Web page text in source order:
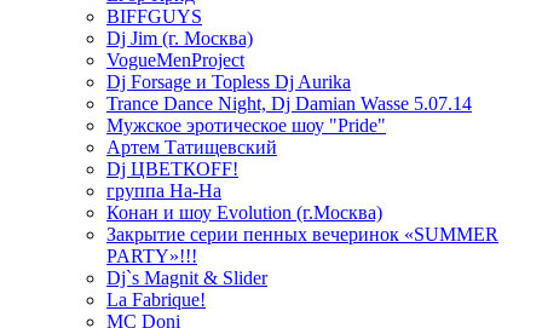
BIFFGUYS
Dj Jim (г. Москва)
VogueMenProject
Dj Forsage и Topless Dj Aurika
Trance Dance Night, Dj Damian Wasse 5.07.14
Мужское эротическое шоу "Pride"
Артем Татищевский
Dj ЦВЕТКOFF!
группа На-На
Конан и шоу Evolution (г.Москва)
Закрытие серии пенных вечеринок «SUMMER
PARTY»!!!
Dj`s Magnit & Slider
La Fabrique!
MC Doni